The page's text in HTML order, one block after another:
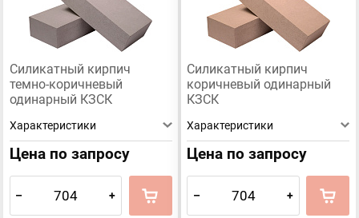
Силикатный кирпич
темно-коричневый
одинарный КЗСК
Характеристики
Цена по запросу
– +
Силикатный кирпич
коричневый одинарный
КЗСК
Характеристики
Цена по запросу
– +